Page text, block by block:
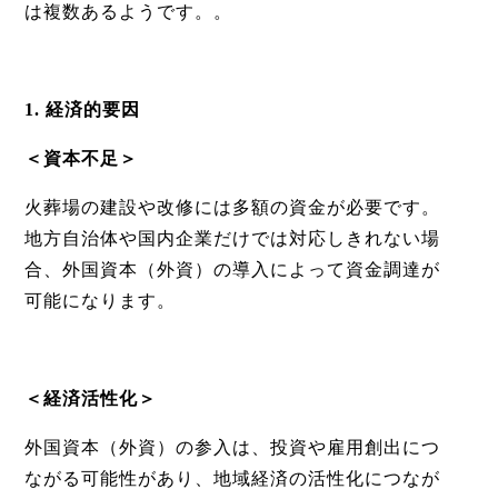
は複数あるようです。。
1. 経済的要因
＜資本不足＞
火葬場の建設や改修には多額の資金が必要です。
地方自治体や国内企業だけでは対応しきれない場
合、外国資本 （外資） の導入によって資金調達が
可能になります。
＜経済活性化＞
外国資本 （外資） の参入は、投資や雇用創出につ
ながる可能性があり、地域経済の活性化につなが